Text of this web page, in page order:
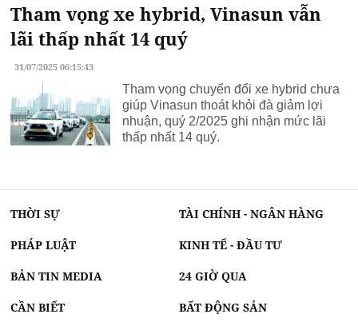
Tham vọng xe hybrid, Vinasun vẫn
lãi thấp nhất 14 quý
31/07/2025 06:15:43
Tham vọng chuyển đổi xe hybrid chưa
giúp Vinasun thoát khỏi đà giảm lợi
nhuận, quý 2/2025 ghi nhận mức lãi
thấp nhất 14 quý.
THỜI SỰ TÀI CHÍNH - NGÂN HÀNG
PHÁP LUẬT KINH TẾ - ĐẦU TƯ
BẢN TIN MEDIA 24 GIỜ QUA
CẦN BIẾT BẤT ĐỘNG SẢN